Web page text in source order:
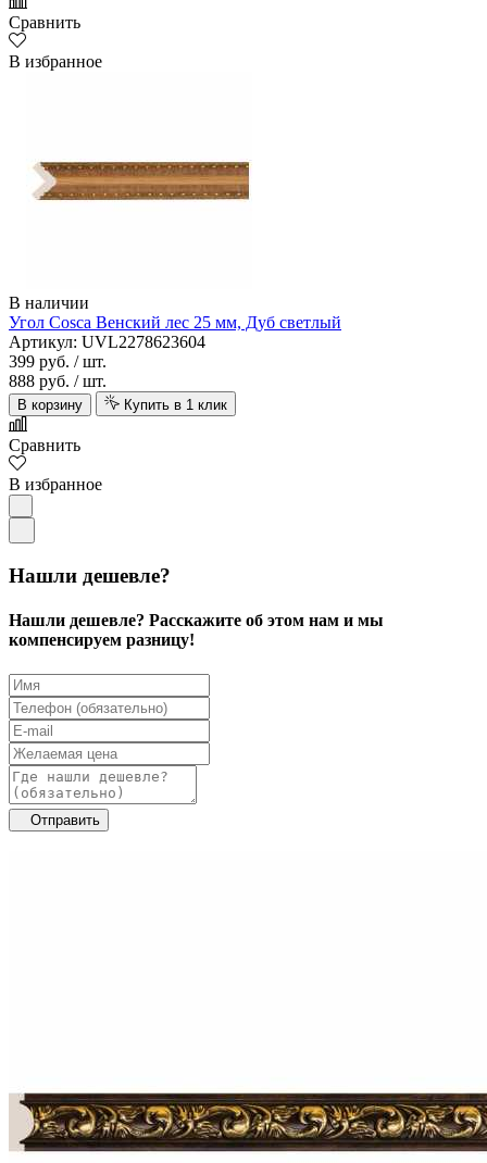
Сравнить
В избранное
В наличии
Угол Cosca Венский лес 25 мм, Дуб светлый
Артикул: UVL2278623604
399 руб. / шт.
888 руб. / шт.
В корзину Купить в 1 клик
Сравнить
В избранное
Нашли дешевле?
Нашли дешевле? Расскажите об этом нам и мы
компенсируем разницу!
Отправить